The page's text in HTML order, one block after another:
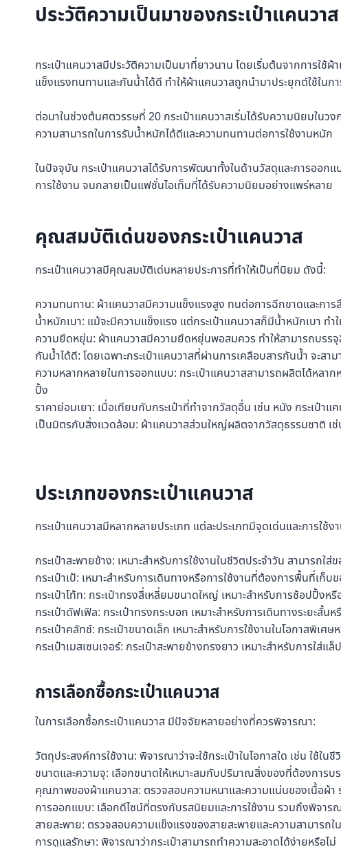
ประวัติความเป็นมาของกระเป๋าแคนวาส
กระเป๋าแคนวาสมีประวัติความเป็นมาที่ยาวนาน โดยเริ่มต้นจากการใ
แข็งแรงทนทานและกันน้ำได้ดี ทำให้ผ้าแคนวาสถูกนำมาประยุกต์ใช้ใน
ต่อมาในช่วงต้นศตวรรษที่ 20 กระเป๋าแคนวาสเริ่มได้รับความนิยมใน
ความสามารถในการรับน้ำหนักได้ดีและความทนทานต่อการใช้งานหนัก
ในปัจจุบัน กระเป๋าแคนวาสได้รับการพัฒนาทั้งในด้านวัสดุและการออก
การใช้งาน จนกลายเป็นแฟชั่นไอเท็มที่ได้รับความนิยมอย่างแพร่หลาย
คุณสมบัติเด่นของกระเป๋าแคนวาส
กระเป๋าแคนวาสมีคุณสมบัติเด่นหลายประการที่ทำให้เป็นที่นิยม ดังนี้:
ความทนทาน: ผ้าแคนวาสมีความแข็งแรงสูง ทนต่อการฉีกขาดและการ
น้ำหนักเบา: แม้จะมีความแข็งแรง แต่กระเป๋าแคนวาสก็มีน้ำหนักเบา ทำ
ความยืดหยุ่น: ผ้าแคนวาสมีความยืดหยุ่นพอสมควร ทำให้สามารถบรรจุ
กันน้ำได้ดี: โดยเฉพาะกระเป๋าแคนวาสที่ผ่านการเคลือบสารกันน้ำ จะส
ความหลากหลายในการออกแบบ: กระเป๋าแคนวาสสามารถผลิตได้หลา
ปิ้ง
ราคาย่อมเยา: เมื่อเทียบกับกระเป๋าที่ทำจากวัสดุอื่น เช่น หนัง กระเป๋าแ
เป็นมิตรกับสิ่งแวดล้อม: ผ้าแคนวาสส่วนใหญ่ผลิตจากวัสดุธรรมชาติ เ
ประเภทของกระเป๋าแคนวาส
กระเป๋าแคนวาสมีหลากหลายประเภท แต่ละประเภทมีจุดเด่นและการใ
กระเป๋าสะพายข้าง: เหมาะสำหรับการใช้งานในชีวิตประจำวัน สามารถใ
กระเป๋าเป้: เหมาะสำหรับการเดินทางหรือการใช้งานที่ต้องการพื้นที่เก็
กระเป๋าโท้ท: กระเป๋าทรงสี่เหลี่ยมขนาดใหญ่ เหมาะสำหรับการช้อปปิ้ง
กระเป๋าดัฟเฟิล: กระเป๋าทรงกระบอก เหมาะสำหรับการเดินทางระยะสั้น
กระเป๋าคลัทช์: กระเป๋าขนาดเล็ก เหมาะสำหรับการใช้งานในโอกาสพิเศ
กระเป๋าเมสเซนเจอร์: กระเป๋าสะพายข้างทรงยาว เหมาะสำหรับการใ
การเลือกซื้อกระเป๋าแคนวาส
ในการเลือกซื้อกระเป๋าแคนวาส มีปัจจัยหลายอย่างที่ควรพิจารณา:
วัตถุประสงค์การใช้งาน: พิจารณาว่าจะใช้กระเป๋าในโอกาสใด เช่น ใช้ใน
ขนาดและความจุ: เลือกขนาดให้เหมาะสมกับปริมาณสิ่งของที่ต้องการบ
คุณภาพของผ้าแคนวาส: ตรวจสอบความหนาและความแน่นของเนื้อผ้า
การออกแบบ: เลือกดีไซน์ที่ตรงกับรสนิยมและการใช้งาน รวมถึงพิจาร
สายสะพาย: ตรวจสอบความแข็งแรงของสายสะพายและความสามารถใ
การดูแลรักษา: พิจารณาว่ากระเป๋าสามารถทำความสะอาดได้ง่ายหรือไม่